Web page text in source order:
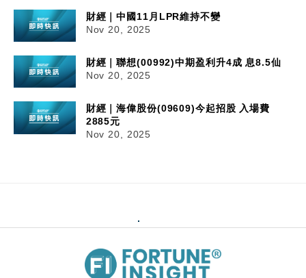
財經｜中國11月LPR維持不變
Nov 20, 2025
財經｜聯想(00992)中期盈利升4成 息8.5仙
Nov 20, 2025
財經｜海偉股份(09609)今起招股 入場費
2885元
Nov 20, 2025